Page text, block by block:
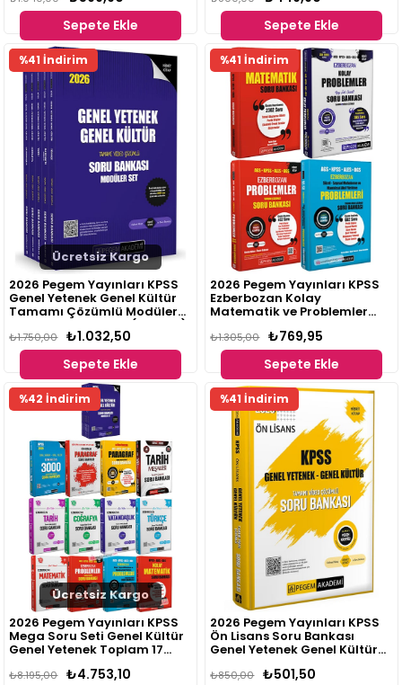
Sepete Ekle Sepete Ekle
Ücretsiz Kargo
2026 Pegem Yayınları KPSS
Genel Yetenek Genel Kültür
Tamamı Çözümlü Modüler
Soru Bankası Seti - (5 Kitap)
₺1.032,50
₺1.750,00
Sepete Ekle
%41 İndirim
Fırsat
Ürünü
2026 Pegem Yayınları KPSS
Ezberbozan Kolay
Matematik ve Problemler
₺769,95
₺1.305,00
Sepete Ekle
%41 İndirim
Ücretsiz Kargo
2026 Pegem Yayınları KPSS
Mega Soru Seti Genel Kültür
Genel Yetenek Toplam 17
₺4.753,10
₺8.195,00
%42 İndirim
Fırsat
Ürünü
2026 Pegem Yayınları KPSS
Ön Lisans Soru Bankası
Genel Yetenek Genel Kültür
₺501,50
₺850,00
%41 İndirim